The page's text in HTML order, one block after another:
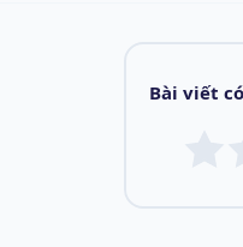
Bài viết